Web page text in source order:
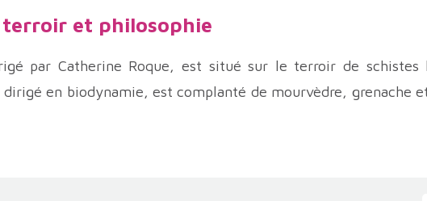
terroir et philosophie
par Catherine Roque, est situé sur le terroir de schistes
dirigé en biodynamie, est complanté de mourvèdre, grenache